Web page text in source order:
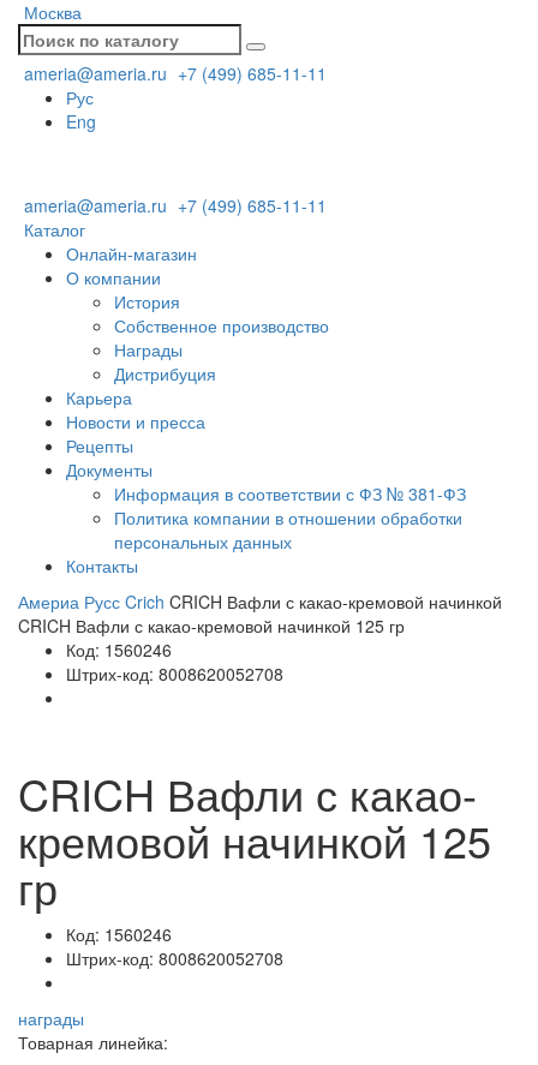
Москва
ameria@ameria.ru +7 (499) 685-11-11
Рус
Eng
ameria@ameria.ru +7 (499) 685-11-11
Каталог
Онлайн-магазин
О компании
История
Собственное производство
Награды
Дистрибуция
Карьера
Новости и пресса
Рецепты
Документы
Информация в соответствии с ФЗ № 381-ФЗ
Политика компании в отношении обработки
персональных данных
Контакты
Америа Русс Crich CRICH Вафли с какао-кремовой начинкой
CRICH Вафли с какао-кремовой начинкой 125 гр
Код: 1560246
Штрих-код: 8008620052708
CRICH Вафли с какао-
кремовой начинкой 125
гр
Код: 1560246
Штрих-код: 8008620052708
награды
Товарная линейка: